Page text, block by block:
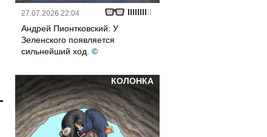
27.07.2026 22:04
Андрей Пионтковский: У
Зеленского появляется
сильнейший ход. ©
КОЛОНКА